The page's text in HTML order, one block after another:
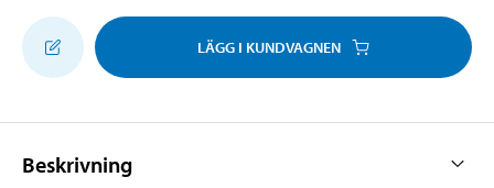
LÄGG I KUNDVAGNEN
Beskrivning